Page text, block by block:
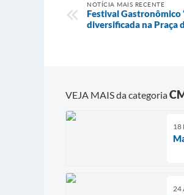
NOTÍCIA MAIS RECENTE
Festival Gastronômico
diversificada na Praça
VEJA MAIS da categoria
18
24